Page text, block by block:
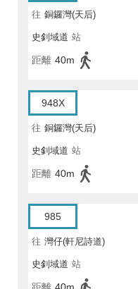
往 銅鑼灣(天后)
史釗域道 站
距離 40m
948X
往 銅鑼灣(天后)
史釗域道 站
距離 40m
985
往 灣仔(軒尼詩道)
史釗域道 站